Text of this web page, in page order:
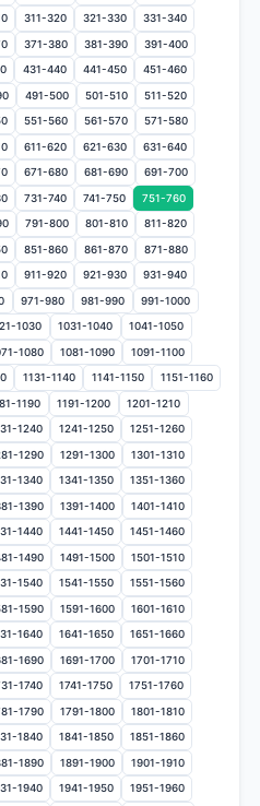
311-320 321-330 331-340
371-380 381-390 391-400
431-440 441-450 451-460
491-500 501-510 511-520
551-560 561-570 571-580
611-620 621-630 631-640
671-680 681-690 691-700
731-740 741-750 751-760
791-800 801-810 811-820
851-860 861-870 871-880
911-920 921-930 931-940
971-980 981-990 991-1000
1030 1031-1040 1041-1050
1080 1081-1090 1091-1100
1131-1140 1141-1150 1151-1160
1190 1191-1200 1201-1210
1240 1241-1250 1251-1260
1290 1291-1300 1301-1310
1340 1341-1350 1351-1360
1390 1391-1400 1401-1410
1440 1441-1450 1451-1460
1490 1491-1500 1501-1510
1540 1541-1550 1551-1560
1590 1591-1600 1601-1610
1640 1641-1650 1651-1660
1690 1691-1700 1701-1710
1740 1741-1750 1751-1760
1790 1791-1800 1801-1810
1840 1841-1850 1851-1860
1890 1891-1900 1901-1910
1940 1941-1950 1951-1960